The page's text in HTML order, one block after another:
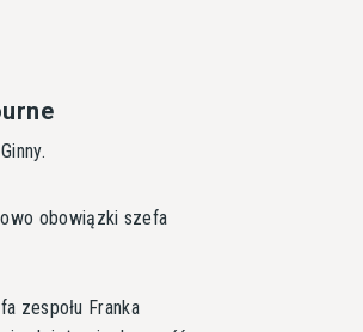
obowiązki szefa
zespołu Franka